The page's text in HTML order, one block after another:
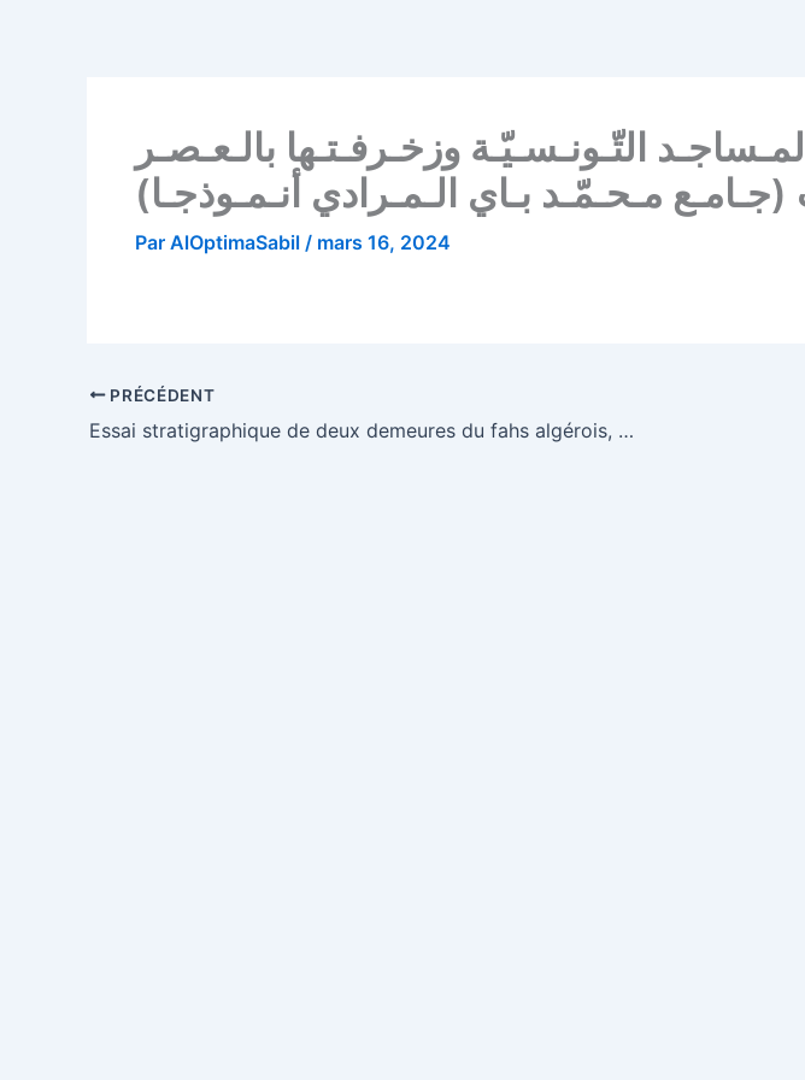
التّـونـسـيّـة وزخـرفـتـها بالـعـصـر
(جـامـع مـحـمّـد بـاي الـمـرادي أنـمـوذجـا)
Par AlOptimaSabil / mars 16, 2024
PRÉCÉDENT
Essai stratigraphique de deux demeures du fahs algérois, Djnân Lakhdar et Djnân Mahieddine